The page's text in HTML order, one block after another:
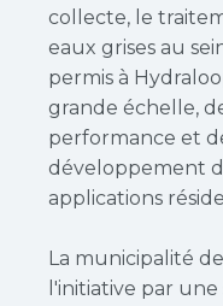
collecte, le
eaux grises au
permis à
grande échelle,
performance et
développement
applications
La municipalité
l'initiative par